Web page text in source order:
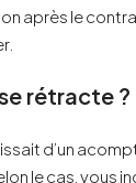
après le
rétracte ?
d’un
le cas, vous